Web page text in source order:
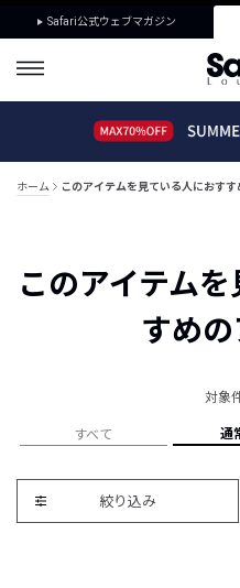
Safari公式ウェブマガジン
ホーム このアイテムを見ている人におすす
このアイテム
すめ
対象
すべて 通
絞り込み